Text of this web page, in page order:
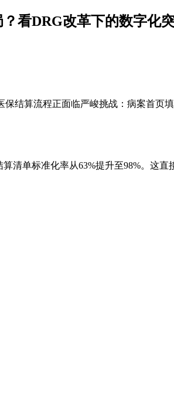
看DRG改革下的数字化
结算流程正面临严峻挑战：病案首页
清单标准化率从63%提升至98%。这直